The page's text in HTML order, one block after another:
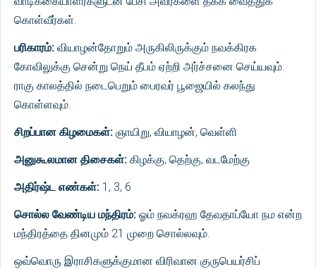
கொள்வீர்கள்.
பரிகாரம்: வியாழன்தோறும் அருகிலிருக்கும் நவக்கிரக
கோவிலுக்கு சென்று நெய் தீபம் ஏற்றி அர்ச்சனை செய்யவும்.
ராகு காலத்தில் நடைபெறும் பைரவர் பூஜையில் கலந்து
கொள்ளவும்.
சிறப்பான கிழமைகள்: ஞாயிறு, வியாழன், வெள்ளி
அனுகூலமான திசைகள்: கிழக்கு, தெற்கு, வடமேற்கு
அதிர்ஷ்ட எண்கள்: 1, 3, 6
சொல்ல வேண்டிய மந்திரம்: ஓம் நவக்ரஹ தேவதாப்யோ நம என்ற
மந்திரத்தை தினமும் 21 முறை சொல்லவும்.
ஒவ்வொரு இராசிகளுக்குமான விரிவான குருபெயர்சிப்